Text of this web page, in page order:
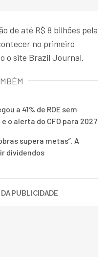
de até R$ 8 bilhões pela
no primeiro
o site Brazil Journal.
a 41% de ROE sem
o alerta do CFO para 2027
supera metas”. A
dividendos
PUBLICIDADE